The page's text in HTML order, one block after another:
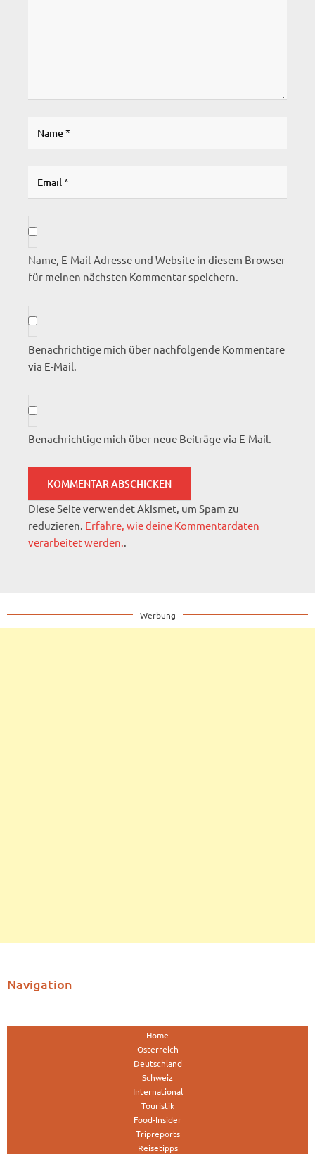
Name, E-Mail-Adresse und Website in diesem Browser
für meinen nächsten Kommentar speichern.
Benachrichtige mich über nachfolgende Kommentare
via E-Mail.
Benachrichtige mich über neue Beiträge via E-Mail.
Diese Seite verwendet Akismet, um Spam zu
reduzieren. Erfahre, wie deine Kommentardaten
verarbeitet werden.
Werbung
Navigation
Home
Österreich
Deutschland
Schweiz
International
Touristik
Food-Insider
Tripreports
Reisetipps